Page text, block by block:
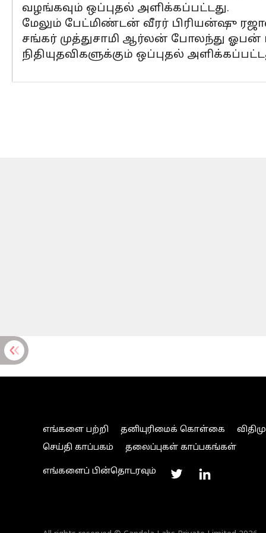
வழங்கவும் ஒப்புதல் அளிக்கப்பட்டது.
மேலும் பேட்மிண்டன் வீரர் பிரியன்ஷு
சங்கர் முத்துசாமி ஆர்லன் போலந்து
நிதியுதவிகளுக்கும் ஒப்புதல்
எங்களை பற்றி தனியுரிமைக் கொள்கை
செய்தி காப்பகம்
தலைப்புகள் காப்பகங்கள்
எங்களைப் பின்தொடரவும்